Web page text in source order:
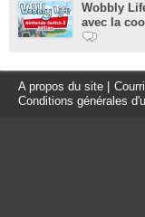
Wobbly
avec la
A propos du site
Conditions générales